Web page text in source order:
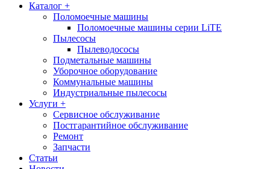
Каталог +
Поломоечные машины
Поломоечные машины серии LiTE
Пылесосы
Пылеводососы
Подметальные машины
Уборочное оборудование
Коммунальные машины
Индустриальные пылесосы
Услуги +
Сервисное обслуживание
Постгарантийное обслуживание
Ремонт
Запчасти
Статьи